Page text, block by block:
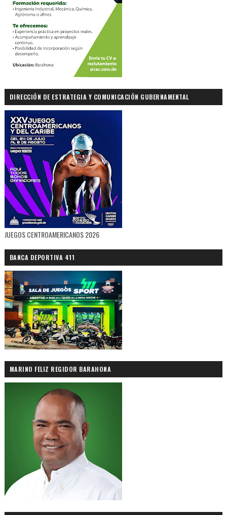
DIRECCIÓN DE ESTRATEGIA Y COMUNICACIÓN GUBERNAMENTAL
JUEGOS CENTROAMERICANOS 2026
BANCA DEPORTIVA 411
MARINO FELIZ REGIDOR BARAHONA